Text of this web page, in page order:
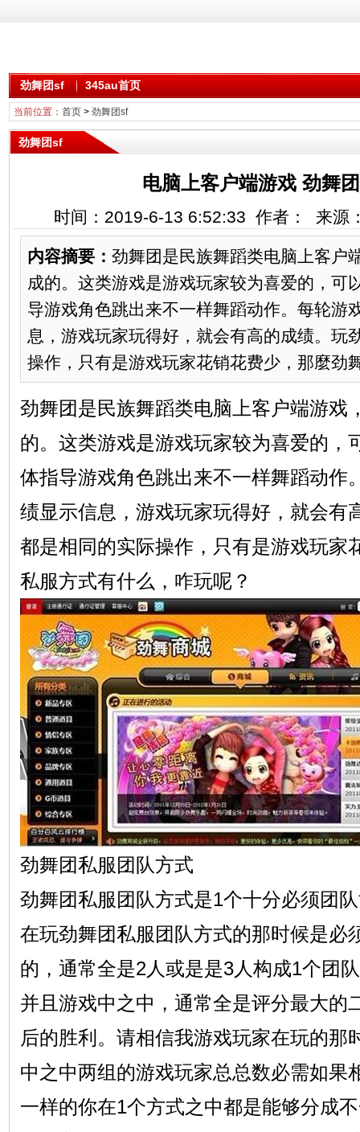
劲舞团sf 345au首页
当前位置： 首页> 劲舞团sf
劲舞团sf
电脑上客户端游戏 劲舞
时间：2019-6-13 6:52:33 作者： 来源
内容摘要： 劲舞团是民族舞蹈类电脑上客户
成的。这类游戏是游戏玩家较为喜爱的，可
导游戏角色跳出来不一样舞蹈动作。每轮游
息，游戏玩家玩得好，就会有高的成绩。玩
操作，只有是游戏玩家花销花费少，那麼劲
劲舞团是民族舞蹈类电脑上客户端游戏
的。这类游戏是游戏玩家较为喜爱的，
体指导游戏角色跳出来不一样舞蹈动作
绩显示信息，游戏玩家玩得好，就会有
都是相同的实际操作，只有是游戏玩家
私服方式有什么，咋玩呢？
劲舞团私服团队方式
劲舞团私服团队方式是1个十分必须团
在玩劲舞团私服团队方式的那时候是必
的，通常全是2人或是是3人构成1个团
并且游戏中之中，通常全是评分最大的
后的胜利。请相信我游戏玩家在玩的那
中之中两组的游戏玩家总总数必需如果
一样的你在1个方式之中都是能够分成